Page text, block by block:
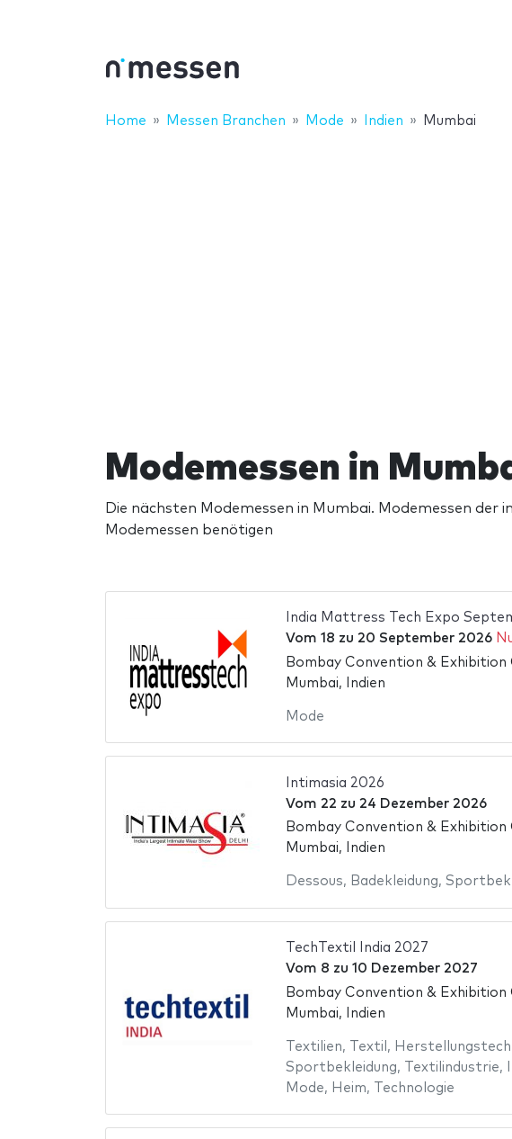
Home Messen Branchen Mode Indien Mumbai
Modemessen in
Die nächsten Modemessen in Mumbai. Modemessen
Modemessen benötigen
India Mattress Tech Expo
Vom 18 zu 20 September 2026
Bombay Convention &
Mumbai, Indien
Mode
Intimasia 2026
Vom 22 zu 24 Dezember 2026
Bombay Convention &
Mumbai, Indien
Dessous, Badekleidung,
TechTextil India 2027
Vom 8 zu 10 Dezember 2027
Bombay Convention &
Mumbai, Indien
Textilien, Textil ,
Sportbekleidung, Textilindustrie,
Mode, Heim, Technologie